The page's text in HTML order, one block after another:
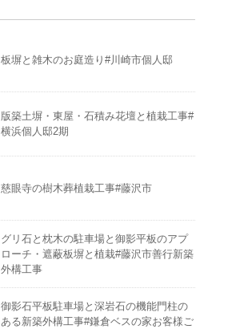
板塀と雑木のお庭造り#川崎市個人邸
版築土塀・東屋・石積み花壇と植栽工事#
横浜個人邸2期
慈眼寺の樹木葬植栽工事#藤沢市
グリ石と枕木の駐車場と御影平板のアプ
ローチ・遮蔽板塀と植栽#藤沢市善行新築
外構工事
御影石平板駐車場と深岩石の機能門柱の
ある新築外構工事#鎌倉ベスの家お客様ご